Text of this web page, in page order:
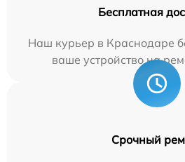
Бесплатная
Наш курьер в Краснодаре
ваше устройство на
Срочный